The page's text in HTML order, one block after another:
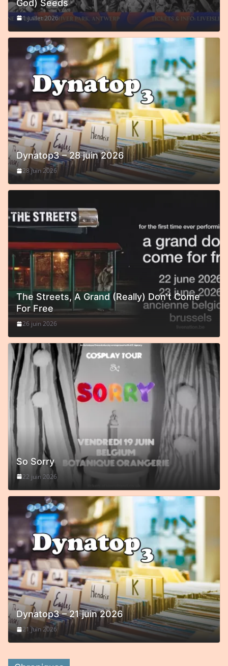
God) Seeds
1 juillet 2026
Dynatop3 – 28 juin 2026
28 juin 2026
The Streets, A Grand (Really) Don’t Come
For Free
26 juin 2026
So Sorry
22 juin 2026
Dynatop3 – 21 juin 2026
21 juin 2026